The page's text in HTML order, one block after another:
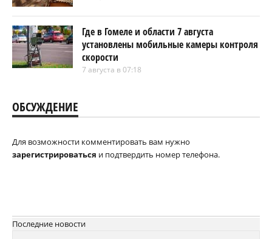
Где в Гомеле и области 7 августа
установлены мобильные камеры контроля
скорости
7 августа в 07:18
ОБСУЖДЕНИЕ
Для возможности комментировать вам нужно
зарегистрироваться и подтвердить номер телефона.
Последние новости